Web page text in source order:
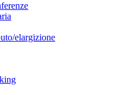
elargizione